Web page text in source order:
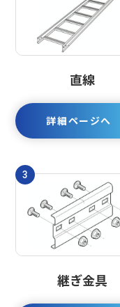
直線
詳細ページへ
3
継ぎ金具